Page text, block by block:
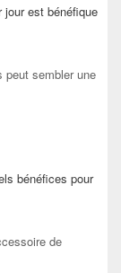
jour est bénéfique
peut sembler une
bénéfices pour
de